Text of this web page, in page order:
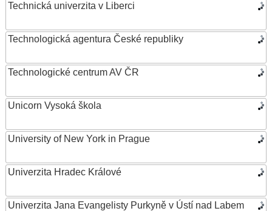
Technická univerzita v Liberci
Technologická agentura České republiky
Technologické centrum AV ČR
Unicorn Vysoká škola
University of New York in Prague
Univerzita Hradec Králové
Univerzita Jana Evangelisty Purkyně v Ústí nad Labem